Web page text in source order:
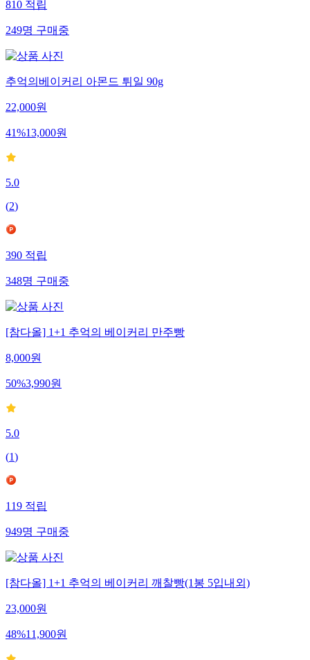
810적립
249명구매중
추억의베이커리 아몬드 튀일 90g
22,000원
41%13,000원
5.0
(2)
390적립
348명구매중
[참다올] 1+1 추억의 베이커리 만주빵
8,000원
50%3,990원
5.0
(1)
119적립
949명구매중
[참다올] 1+1 추억의 베이커리 깨찰빵(1봉 5입내외)
23,000원
48%11,900원